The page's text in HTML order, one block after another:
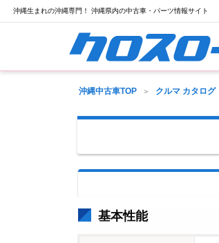
沖縄生まれの沖縄専門！ 沖縄県内の中古車・パーツ情報サイト
沖縄中古車TOP クルマ カタログ
基本性能